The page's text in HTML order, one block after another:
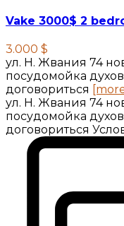
Vake 3000$ 2
3.000 $
ул. Н. Жвания 74
посудомойка
договориться
ул. Н. Жвания 74
посудомойка
договориться